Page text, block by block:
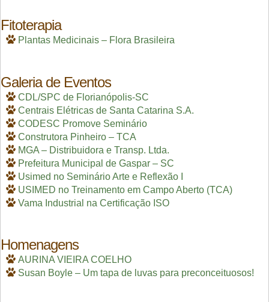
Fitoterapia
Plantas Medicinais – Flora Brasileira
Galeria de Eventos
CDL/SPC de Florianópolis-SC
Centrais Elétricas de Santa Catarina S.A.
CODESC Promove Seminário
Construtora Pinheiro – TCA
MGA – Distribuidora e Transp. Ltda.
Prefeitura Municipal de Gaspar – SC
Usimed no Seminário Arte e Reflexão I
USIMED no Treinamento em Campo Aberto (TCA)
Vama Industrial na Certificação ISO
Homenagens
AURINA VIEIRA COELHO
Susan Boyle – Um tapa de luvas para preconceituosos!